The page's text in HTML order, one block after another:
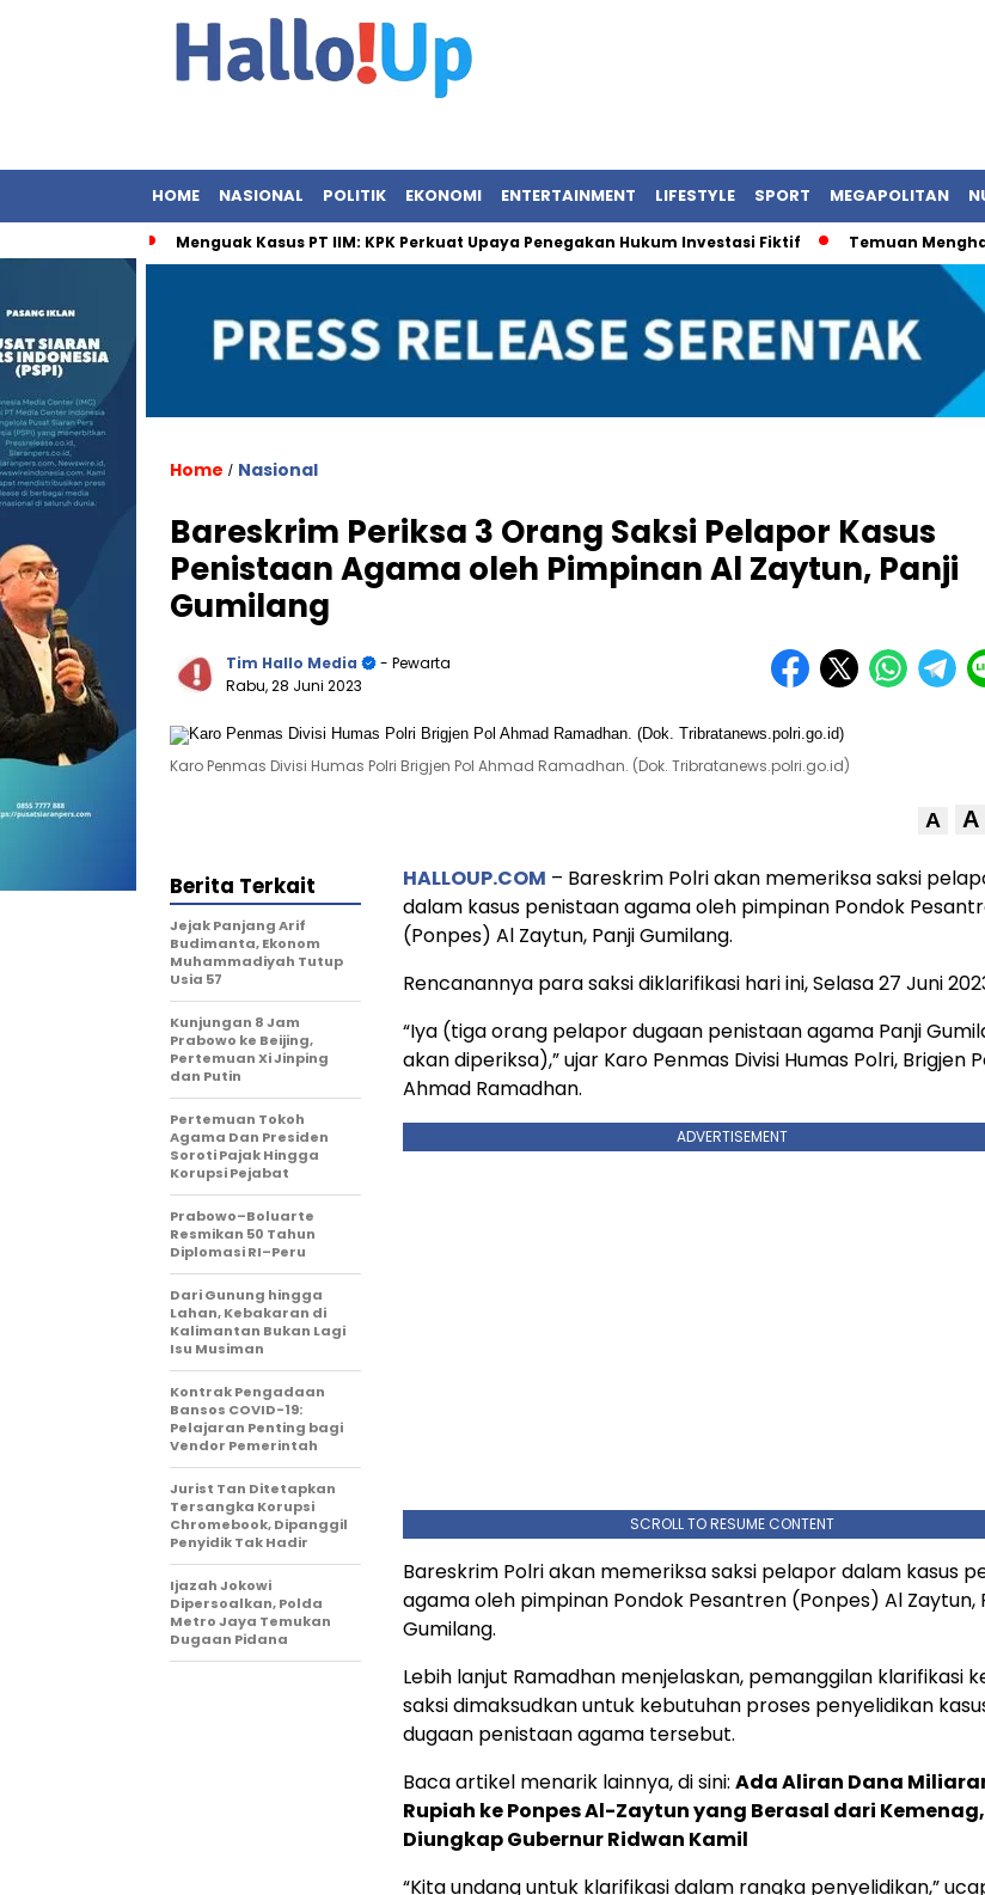
HOME NASIONAL POLITIK EKONOMI ENTERTAINMENT LIFESTYLE SPORT MEGAPOLITAN
Menguak Kasus PT IIM: KPK Perkuat Upaya Penegakan Hukum Investasi Fiktif Temuan
Home / Nasional
Bareskrim Periksa 3 Orang Saksi Pelapor Kasus
Penistaan Agama oleh Pimpinan Al Zaytun, Panji
Gumilang
Tim Hallo Media
- Pewarta
Rabu, 28 Juni 2023
Karo Penmas Divisi Humas Polri Brigjen Pol Ahmad Ramadhan. (Dok. Tribratanews.polri.go.id)
A A
HALLOUP.COM – Bareskrim Polri akan memeriksa saksi
dalam kasus penistaan agama oleh pimpinan Pondok
(Ponpes) Al Zaytun, Panji Gumilang.
Rencanannya para saksi diklarifikasi hari ini, Selasa 27 Juni
“Iya (tiga orang pelapor dugaan penistaan agama Panji
akan diperiksa),” ujar Karo Penmas Divisi Humas Polri, Brigjen
Ahmad Ramadhan.
ADVERTISEMENT
SCROLL TO RESUME CONTENT
Bareskrim Polri akan memeriksa saksi pelapor dalam kasus
agama oleh pimpinan Pondok Pesantren (Ponpes) Al Zaytun,
Gumilang.
Lebih lanjut Ramadhan menjelaskan, pemanggilan klarifikasi
saksi dimaksudkan untuk kebutuhan proses penyelidikan
dugaan penistaan agama tersebut.
Baca artikel menarik lainnya, di sini: Ada Aliran Dana
Rupiah ke Ponpes Al-Zaytun yang Berasal dari Kemenag,
Diungkap Gubernur Ridwan Kamil
“Kita undang untuk klarifikasi dalam rangka penyelidikan,”
Berita Terkait
Jejak Panjang Arif
Budimanta, Ekonom
Muhammadiyah Tutup
Usia 57
Kunjungan 8 Jam
Prabowo ke Beijing,
Pertemuan Xi Jinping
dan Putin
Pertemuan Tokoh
Agama Dan Presiden
Soroti Pajak Hingga
Korupsi Pejabat
Prabowo–Boluarte
Resmikan 50 Tahun
Diplomasi RI–Peru
Dari Gunung hingga
Lahan, Kebakaran di
Kalimantan Bukan Lagi
Isu Musiman
Kontrak Pengadaan
Bansos COVID-19:
Pelajaran Penting bagi
Vendor Pemerintah
Jurist Tan Ditetapkan
Tersangka Korupsi
Chromebook, Dipanggil
Penyidik Tak Hadir
Ijazah Jokowi
Dipersoalkan, Polda
Metro Jaya Temukan
Dugaan Pidana